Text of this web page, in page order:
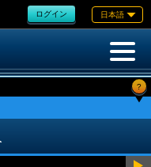
ログイン 日本語
?